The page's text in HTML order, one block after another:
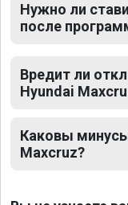
Нужно ли
после
Вредит ли
Hyundai
Каковы
Maxcruz?